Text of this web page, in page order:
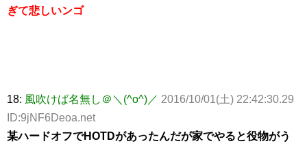
ぎて悲しいンゴ
18: 風吹けば名無し＠＼(^o^)／ 2016/10/01(土) 22:42:30.29
ID:9jNF6Deoa.net
某ハードオフでHOTDがあったんだが家でやると役物がう